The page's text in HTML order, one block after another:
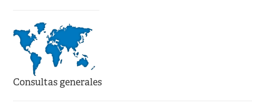
Consultas generales